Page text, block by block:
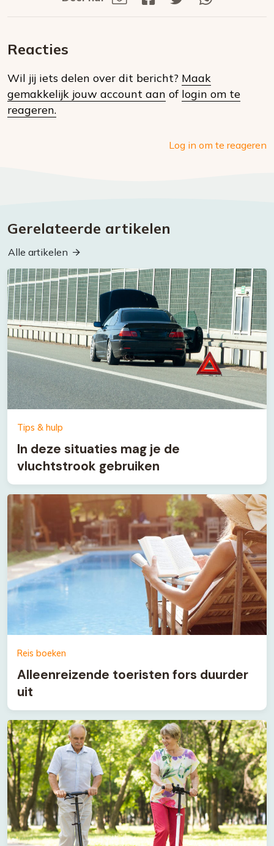
Deel
social
Reacties
Wil jij iets delen over dit bericht? Maak
gemakkelijk jouw account aan of login om te
reageren.
Log in om te reageren
Gerelateerde artikelen
Alle artikelen
Tips & hulp
In deze situaties mag je de
vluchtstrook gebruiken
Reis boeken
Alleenreizende toeristen fors duurder
uit